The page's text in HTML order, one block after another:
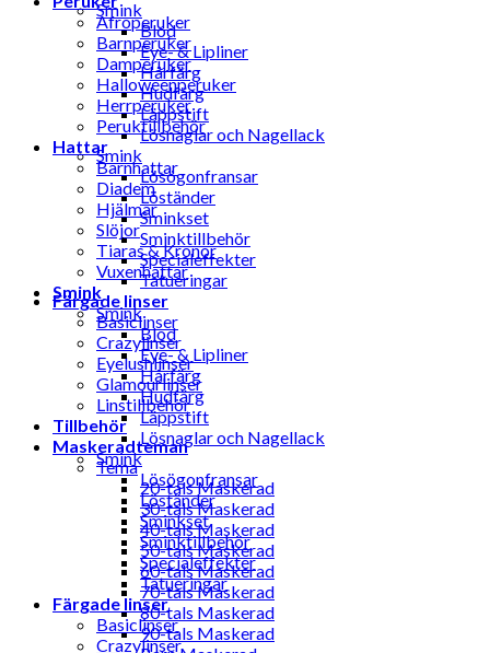
Smink
Blod
Eye- & Lipliner
Hårfärg
Hudfärg
Läppstift
Lösnaglar och Nagellack
Smink
Lösögonfransar
Löständer
Sminkset
Sminktillbehör
Specialeffekter
Tatueringar
Färgade linser
Basiclinser
Crazylinser
Eyelushlinser
Glamourlinser
Linstillbehör
Tillbehör
Maskeradteman
Tema
20-tals Maskerad
30-tals Maskerad
40-tals Maskerad
50-tals Maskerad
60-tals Maskerad
70-tals Maskerad
80-tals Maskerad
90-tals Maskerad
Afroperuker
Barnperuker
Damperuker
Halloweenperuker
Herrperuker
Peruktillbehör
Hattar
Barnhattar
Diadem
Hjälmar
Slöjor
Tiaras & Kronor
Vuxenhattar
Smink
Smink
Blod
Eye- & Lipliner
Hårfärg
Hudfärg
Läppstift
Lösnaglar och Nagellack
Smink
Lösögonfransar
Löständer
Sminkset
Sminktillbehör
Specialeffekter
Tatueringar
Färgade linser
Basiclinser
Crazylinser